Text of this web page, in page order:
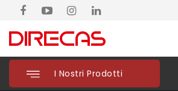
I Nostri Prodotti